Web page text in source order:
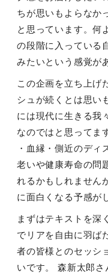
ちが思いもよらなか
と思っています。何
の段階に入っている
みたいという感覚が
この企画を立ち上げ
シュが続くとは思い
には現代に生きる我
なのではと思ってま
・血縁・側近のディ
老いや健康寿命の問
れるかもしれません
に面白くなる予感が
まずはテキストを深
でリアを自由に羽ば
者の皆様とのセッシ
いです。 森新太郎